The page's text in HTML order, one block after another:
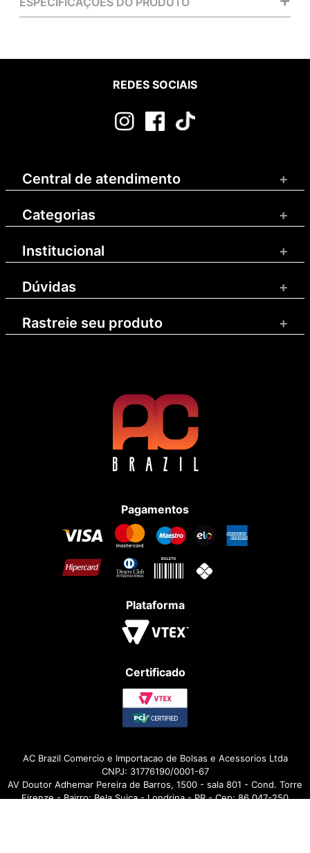
REDES SOCIAIS
Central de atendimento +
Categorias +
Institucional +
Dúvidas +
Rastreie seu produto +
Pagamentos
Plataforma
Certificado
AC Brazil Comercio e Importacao de Bolsas e Acessorios Ltda
CNPJ: 31776190/0001-67
AV Doutor Adhemar Pereira de Barros, 1500 - sala 801 - Cond. Torre
Firenze - Bairro: Bela Suiça - Londrina - PR - Cep: 86.047-250